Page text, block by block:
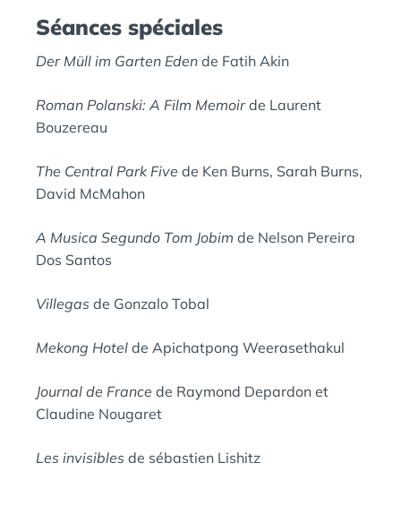
Séances spéciales
Der Müll im Garten Eden de Fatih Akin
Roman Polanski: A Film Memoirde Laurent
Bouzereau
The Central Park Five de Ken Burns, Sarah Burns,
David McMahon
A Musica Segundo Tom Jobim de Nelson Pereira
Dos Santos
Villegas de Gonzalo Tobal
Mekong Hotel de Apichatpong Weerasethakul
Journal de France de Raymond Depardon et
Claudine Nougaret
Les invisibles de sébastien Lishitz